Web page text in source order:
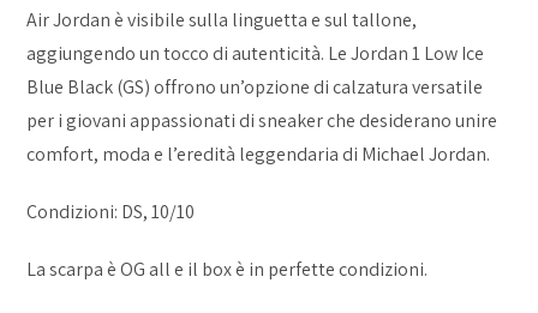
Air Jordan è visibile sulla linguetta e sul tallone,
aggiungendo un tocco di autenticità. Le Jordan 1 Low Ice
Blue Black (GS) offrono un’opzione di calzatura versatile
per i giovani appassionati di sneaker che desiderano unire
comfort, moda e l’eredità leggendaria di Michael Jordan.
Condizioni: DS, 10/10
La scarpa è OG all e il box è in perfette condizioni.